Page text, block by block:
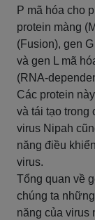
P mã hóa cho
protein màng
(Fusion), gen
và gen L mã
(RNA-
Các protein
và tái tạo trong
virus Nipah
năng điều
virus.
Tổng quan về
chúng ta
năng của virus